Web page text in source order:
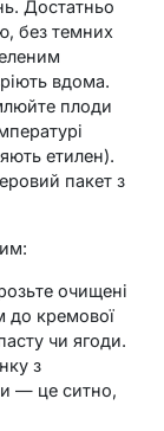
Достатньо
без темних
вдома.
плоди
етилен).
пакет з
очищені
до кремової
чи ягоди.
з
— це ситно,